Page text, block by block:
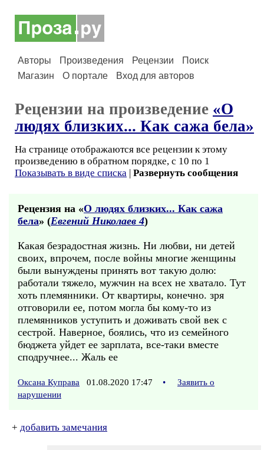
Авторы Произведения Рецензии
Поиск
Магазин
О портале Вход для авторов
Рецензии на произведение «О
людях близких... Как сажа бела»
На странице отображаются все рецензии к этому
произведению в обратном порядке, с 10 по 1
Показывать в виде списка | Развернуть сообщения
Рецензия на «О людях близких... Как сажа
бела» (Евгений Николаев 4)
Какая безрадостная жизнь. Ни любви, ни детей
своих, впрочем, после войны многие женщины
были вынуждены принять вот такую долю:
работали тяжело, мужчин на всех не хватало. Тут
хоть племянники. От квартиры, конечно. зря
отговорили ее, потом могла бы кому-то из
племянников уступить и доживать свой век с
сестрой. Наверное, боялись, что из семейного
бюджета уйдет ее зарплата, все-таки вместе
сподручнее... Жаль ее
Оксана Куправа 01.08.2020 17:47 •
Заявить о
нарушении
+ добавить замечания